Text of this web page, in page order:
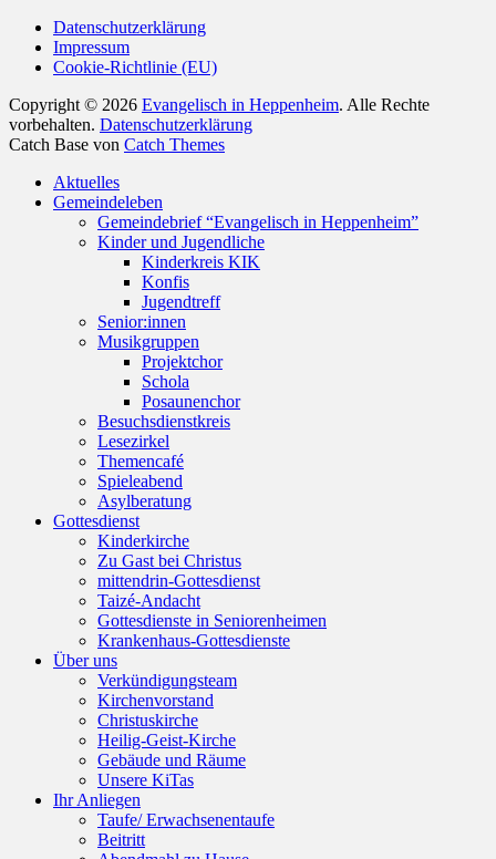
Datenschutzerklärung
Impressum
Cookie-Richtlinie (EU)
Copyright © 2026 Evangelisch in Heppenheim. Alle Rechte
vorbehalten. Datenschutzerklärung
Catch Base von Catch Themes
oben
scrollen
Aktuelles
Gemeindeleben
Gemeindebrief “Evangelisch in Heppenheim”
Kinder und Jugendliche
Kinderkreis KIK
Konfis
Jugendtreff
Senior:innen
Musikgruppen
Projektchor
Schola
Posaunenchor
Besuchsdienstkreis
Lesezirkel
Themencafé
Spieleabend
Asylberatung
Gottesdienst
Kinderkirche
Zu Gast bei Christus
mittendrin-Gottesdienst
Taizé-Andacht
Gottesdienste in Seniorenheimen
Krankenhaus-Gottesdienste
Über uns
Verkündigungsteam
Kirchenvorstand
Christuskirche
Heilig-Geist-Kirche
Gebäude und Räume
Unsere KiTas
Ihr Anliegen
Taufe/ Erwachsenentaufe
Beitritt